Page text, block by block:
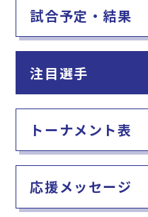
試合予定・結果
注目選手
トーナメント表
応援メッセージ